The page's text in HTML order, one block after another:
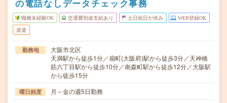
の電話なしデータチェック事務
職種未経験OK 交通費別途支給あり 土日祝日が休み WEB登録OK
派遣
勤務地
大阪市北区
天満駅から徒歩1分／扇町(大阪府)駅から徒歩3分／天神橋
筋六丁目駅から徒歩10分／南森町駅から徒歩12分／大阪駅
から徒歩15分
曜日頻度 月～金の週5日勤務